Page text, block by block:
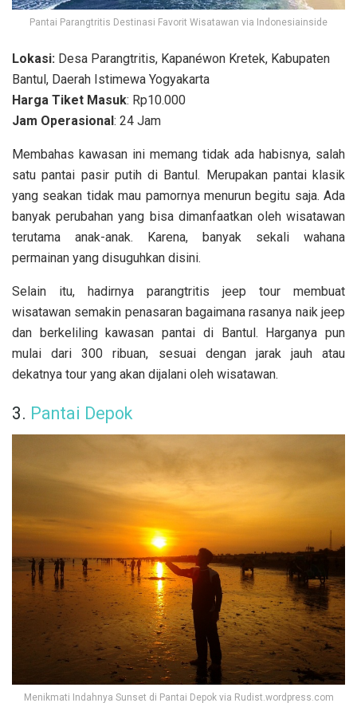
Pantai Parangtritis Destinasi Favorit Wisatawan via Indonesiainside
Lokasi: Desa Parangtritis, Kapanéwon Kretek, Kabupaten
Bantul, Daerah Istimewa Yogyakarta
Harga Tiket Masuk: Rp10.000
Jam Operasional: 24 Jam
Membahas kawasan ini memang tidak ada habisnya, salah
satu pantai pasir putih di Bantul. Merupakan pantai klasik
yang seakan tidak mau pamornya menurun begitu saja. Ada
banyak perubahan yang bisa dimanfaatkan oleh wisatawan
terutama anak-anak. Karena, banyak sekali wahana
permainan yang disuguhkan disini.
Selain itu, hadirnya parangtritis jeep tour membuat
wisatawan semakin penasaran bagaimana rasanya naik jeep
dan berkeliling kawasan pantai di Bantul. Harganya pun
mulai dari 300 ribuan, sesuai dengan jarak jauh atau
dekatnya tour yang akan dijalani oleh wisatawan.
3. Pantai Depok
Menikmati Indahnya Sunset di Pantai Depok via Rudist.wordpress.com